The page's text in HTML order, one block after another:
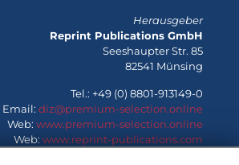
Herausgeber
Reprint Publications GmbH
Seeshaupter Str. 85
82541 Münsing
Tel.: +49 (0) 8801-913149-0
Email: diz@premium-selection.online
Web: www.premium-selection.online
Web: www.reprint-publications.com